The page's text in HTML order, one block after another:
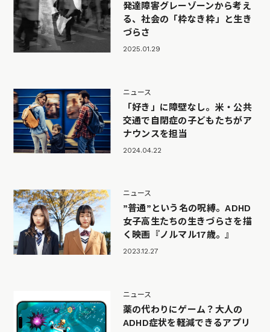
発達障害グレーゾーンから考え
る、社会の「枠なき枠」と生き
づらさ
2025.01.29
ニュース
「好き」に障壁なし。米・公共
交通で自閉症の子どもたちがア
ナウンスを担当
2024.04.22
ニュース
”普通”という名の呪縛。ADHD
女子高生たちの生きづらさを描
く映画『ノルマル17歳。』
2023.12.27
ニュース
薬の代わりにゲーム？大人の
ADHD症状を軽減できるアプリ